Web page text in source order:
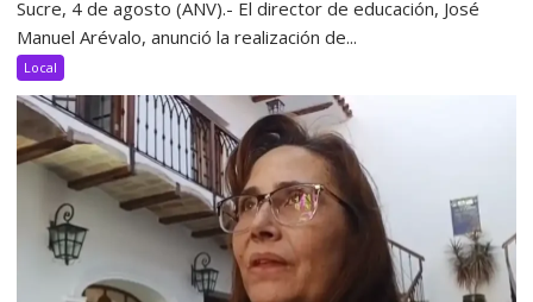
Sucre, 4 de agosto (ANV).- El director de educación, José
Manuel Arévalo, anunció la realización de...
Local